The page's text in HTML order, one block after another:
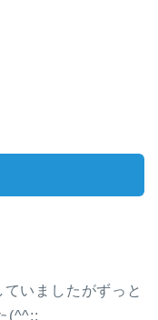
いましたがずっと
(^^;;